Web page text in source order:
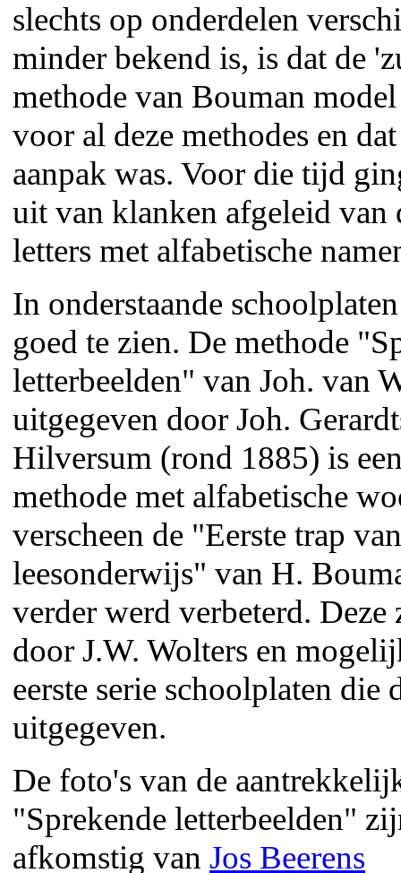
slechts op onderdelen
minder bekend is, is dat de
methode van Bouman model
voor al deze methodes en
aanpak was. Voor die tijd
uit van klanken afgeleid van
letters met alfabetische
In onderstaande
goed te zien. De methode
letterbeelden" van Joh. van
uitgegeven door Joh.
Hilversum (rond 1885) is
methode met alfabetische
verscheen de "Eerste trap
leesonderwijs" van H.
verder werd verbeterd.
door J.W. Wolters en
eerste serie schoolplaten die
uitgegeven.
De foto's van de
"Sprekende letterbeelden"
afkomstig van Jos Beerens